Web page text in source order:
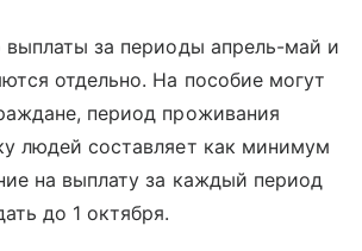
выплаты за периоды апрель-май и
отдельно. На пособие могут
период проживания
людей составляет как минимум
на выплату за каждый период
до 1 октября.